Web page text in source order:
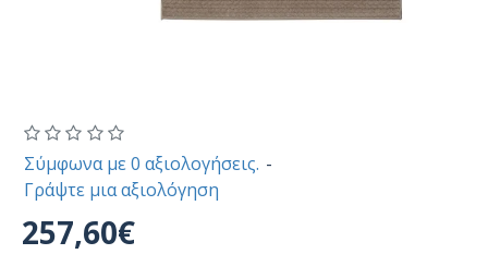
Σύμφωνα με 0 αξιολογήσεις. -
Γράψτε μια αξιολόγηση
257,60€